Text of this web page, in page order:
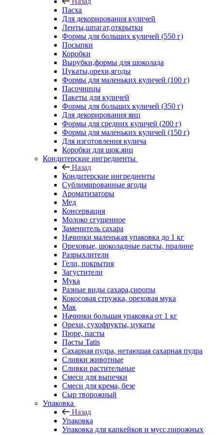
Пасха
Для декорирования куличей
Ленты,шпагат,открытки
Формы для больших куличей (550 г)
Посыпки
Коробки
Вырубки,формы для шоколада
Цукаты,орехи,ягоды
Формы для маленьких куличей (100 г)
Пасочницы
Пакеты для куличей
Формы для больших куличей (350 г)
Для декорирования яиц
Формы для средних куличей (200 г)
Формы для маленьких куличей (150 г)
Для изготовления кулича
Коробки для шок.яиц
Кондитерские ингредиенты
Назад
Кондитерские ингредиенты
Сублимированные ягоды
Ароматизаторы
Мед
Консервация
Молоко сгущенное
Заменитель сахара
Начинки маленькая упаковка до 1 кг
Ореховые, шоколадные пасты, пралине
Разрыхлители
Гели, покрытия
Загустители
Мука
Разные виды сахара,сиропы
Кокосовая стружка, ореховая мука
Мак
Начинки большая упаковка от 1 кг
Орехи, сухофрукты, цукаты
Пюре, пасты
Пасты Tatis
Сахарная пудра, нетающая сахарная пудра
Сливки животные
Сливки растительные
Смеси для выпечки
Смеси для крема, безе
Сыр творожный
Упаковка
Назад
Упаковка
Упаковка для капкейков и мусс.пирожных